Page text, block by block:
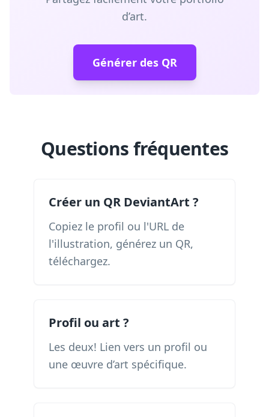
d’art.
Générer des QR
Questions fréquentes
Créer un QR DeviantArt ?
Copiez le profil ou l'URL de
l'illustration, générez un QR,
téléchargez.
Profil ou art ?
Les deux! Lien vers un profil ou
une œuvre d’art spécifique.